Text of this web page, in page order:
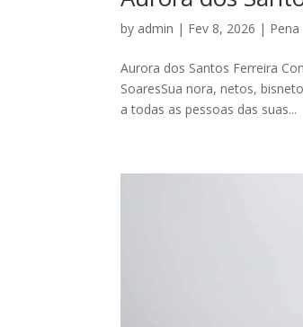
by admin | Fev 8, 2026 | Pena
Aurora dos Santos Ferreira
SoaresSua nora, netos,
a todas as pessoas das suas...